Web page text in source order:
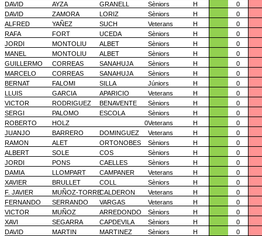
DAVID
AYZA GRANELL Sèniors H
0
DAVID
ZAMORA LORIZ Sèniors H
0
ALFRED
YAÑEZ SUCH Veterans H
0
RAFA
FORT UCEDA Sèniors H
0
JORDI
MONTOLIU ALBET Sèniors H
0
MANEL
MONTOLIU ALBET Sèniors H
0
GUILLERMO
CORREAS SANAHUJA Sèniors H
0
MARCELO
CORREAS SANAHUJA Sèniors H
0
BERNAT
FALOMI SILLA Júniors H
0
LLUIS
GARCIA APARICIO Veterans H
0
VICTOR
RODRIGUEZ BENAVENTE Sèniors H
0
SERGI
PALOMO ESCOLA Sèniors H
0
ROBERTO
HOLZ 0Veterans H
0
JUANJO
BARRERO DOMINGUEZ Veterans H
0
RAMON
ALET ORTONOBES Sèniors H
0
ALBERT
SOLE COS Sèniors H
0
JORDI
PONS CAELLES Sèniors H
0
DAMIA
LLOMPART CAMPANER Veterans H
0
XAVIER
BRULLET COLL Sèniors H
0
F. JAVIER
MUÑOZ-TORRECALDERON Veterans H
0
FERNANDO
SERRANDO VARGAS Veterans H
0
VICTOR
MUÑOZ ARREDONDO Sèniors H
0
XAVI
SEGARRA CAPDEVILA Sèniors H
0
DAVID
MARTIN MARTINEZ Sèniors H
0